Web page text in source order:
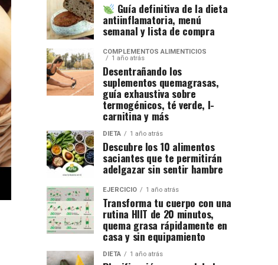
Guía definitiva de la dieta
antiinflamatoria, menú
semanal y lista de compra
COMPLEMENTOS ALIMENTICIOS
1 año atrás
Desentrañando los
suplementos quemagrasas,
guía exhaustiva sobre
termogénicos, té verde, l-
carnitina y más
DIETA 1 año atrás
Descubre los 10 alimentos
saciantes que te permitirán
adelgazar sin sentir hambre
EJERCICIO 1 año atrás
Transforma tu cuerpo con una
rutina HIIT de 20 minutos,
quema grasa rápidamente en
casa y sin equipamiento
DIETA 1 año atrás